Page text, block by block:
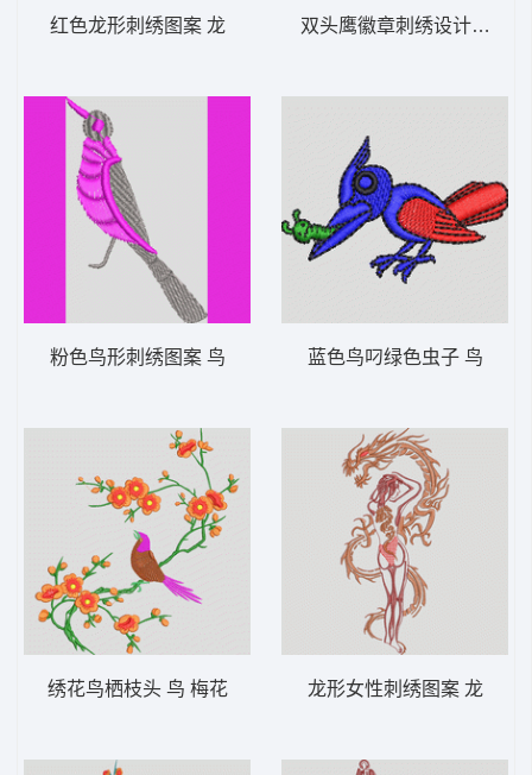
红色龙形刺绣图案 龙
粉色鸟形刺绣图案 鸟
绣花鸟栖枝头 鸟 梅花
双头鹰徽章刺绣设计 鹰标
蓝色鸟叼绿色虫子 鸟
龙形女性刺绣图案 龙